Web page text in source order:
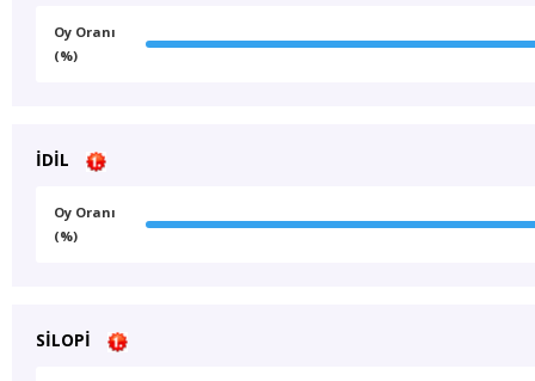
Oy Oranı
(%)
İDİL
Oy Oranı
(%)
SİLOPİ